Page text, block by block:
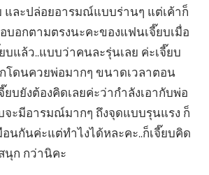
และปล่อยอารมณ์แบบร่านๆ แต่เค้าก็
บอกตามตรงนะคะของแฟนเจี๊ยบเมื่อ
บแล้ว..แบบว่าคนละรุ่นเลย ค่ะเจี๊ยบ
โดนควยพ่อมากๆ ขนาดเวลาตอน
ยบยังต้องคิดเลยค่ะว่ากำลังเอากับพ่อ
ะมีอารมณ์มากๆ ถึงจุดแบบรุนแรง ก็
นกันค่ะแต่ทำไงได้หละคะ..ก็เจี๊ยบคิด
นุก กว่านิคะ